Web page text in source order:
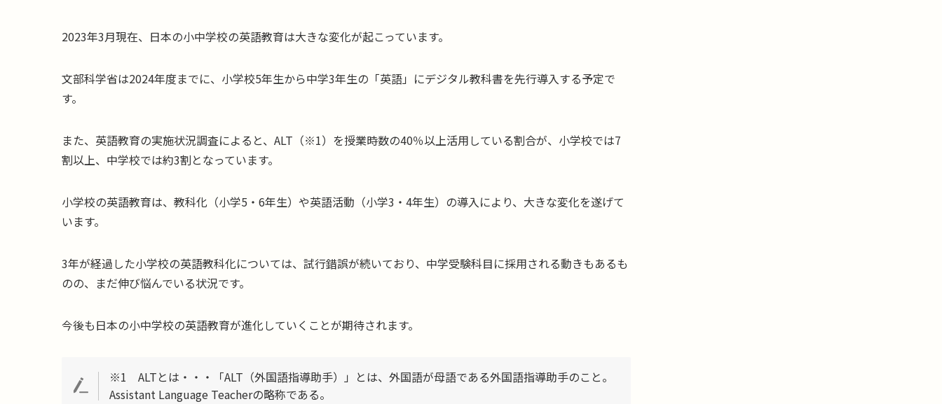
2023年3月現在、日本の小中学校の英語教育は大きな変化が起こっています。
文部科学省は2024年度までに、小学校5年生から中学3年生の「英語」にデジタル教科書を先行導入する予定で
す。
また、英語教育の実施状況調査によると、ALT（※1）を授業時数の40％以上活用している割合が、小学校では7
割以上、中学校では約3割となっています。
小学校の英語教育は、教科化（小学5・6年生）や英語活動（小学3・4年生）の導入により、大きな変化を遂げて
います。
3年が経過した小学校の英語教科化については、試行錯誤が続いており、中学受験科目に採用される動きもあるも
のの、まだ伸び悩んでいる状況です。
今後も日本の小中学校の英語教育が進化していくことが期待されます。
※1 ALTとは・・・「ALT（外国語指導助手）」とは、外国語が母語である外国語指導助手のこと。
Assistant Language Teacherの略称である。